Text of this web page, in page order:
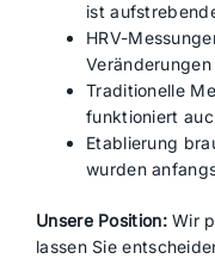
ist
HRV-
Veränderungen
Traditionelle
funktioniert
Etablierung
wurden
Unsere Position:Wir
lassen Sie